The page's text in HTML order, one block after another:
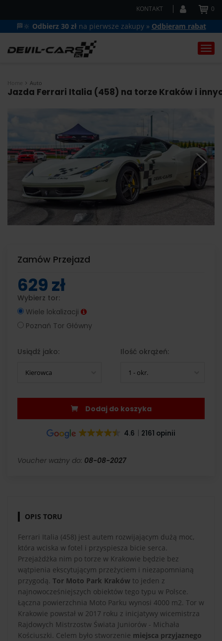
KONTAKT 0
🏁🔆 Odbierz 30 zł na pierwsze zakupy » Odbieram rabat
Home Auto
Jazda Ferrari Italia (458) na torze Kraków i
Zamów Przejazd
629 zł
Wybierz tor:
Wiele lokalizacji
Poznań Tor Główny
Usiądź jako:
Kierowca
Ilość okrążeń:
1 - okr.
Dodaj do koszyka
4.6 2161 opinii
Voucher ważny do: 08-08-2027
OPIS TORU
Ferrari Italia (458) jest autem rozwijającym dużą moc,
która wciska w fotel i przyspiesza bicie serca.
Przejażdżka nim po torze w Krakowie będzie bez
wątpienia ekscytującym przeżyciem i niezapomnianą
przygodą. Tor Moto Park Kraków to jeden z
najnowocześniejszych obiektów tego typu w Polsce.
Łączna powierzchnia Moto Parku wynosi 4000 m2. Tor w
Krakowie powstał w 2017 roku z inicjatywy wicemistrza
Rajdowych Mistrzostw Świata Juniorów - Michała
Kościuszki. Celem było stworzenie miejsca przyjaznego